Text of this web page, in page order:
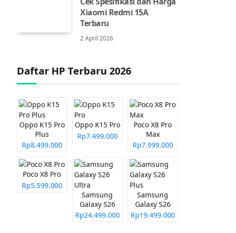
Xiaomi Redmi 15A
Terbaru
2 April 2026
Daftar HP Terbaru 2026
Oppo K15 Pro
Plus
Rp8.499.000
Oppo K15 Pro
Rp7.499.000
Poco X8 Pro
Max
Rp7.999.000
Poco X8 Pro
Rp5.599.000
Samsung
Galaxy S26
Ultra
Rp24.499.000
Samsung
Galaxy S26
Plus
Rp19.499.000